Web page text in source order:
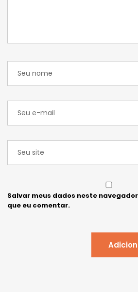
Salvar meus dados neste
que eu comentar.